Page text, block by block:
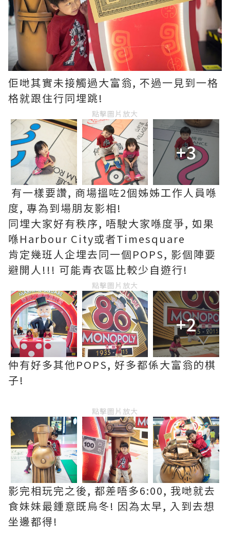
佢哋其實未接觸過大富翁, 不過一見到一格
格就跟住行同埋跳!
點擊圖片放大
+3
有一樣要讚, 商場搵咗2個姊姊工作人員喺
度, 專為到場朋友影相!
同埋大家好有秩序, 唔駛大家喺度爭, 如果
喺Harbour City或者Timesquare
肯定幾班人企埋去同一個POPS, 影個陣要
避開人!!! 可能青衣區比較少自遊行!
點擊圖片放大
+2
仲有好多其他POPS, 好多都係大富翁的棋
子!
點擊圖片放大
影完相玩完之後, 都差唔多6:00, 我哋就去
食妹妹最鍾意既烏冬! 因為太早, 入到去想
坐邊都得!